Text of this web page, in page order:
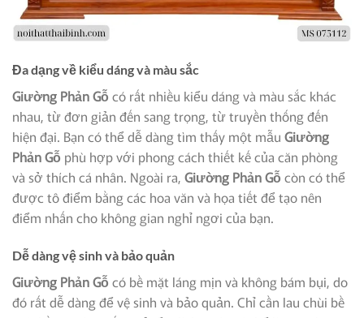
Đa dạng về kiểu dáng và màu sắc
Giường Phản Gỗ có rất nhiều kiểu dáng và màu sắc khác
nhau, từ đơn giản đến sang trọng, từ truyền thống đến
hiện đại. Bạn có thể dễ dàng tìm thấy một mẫu Giường
Phản Gỗ phù hợp với phong cách thiết kế của căn phòng
và sở thích cá nhân. Ngoài ra, Giường Phản Gỗ còn có thể
được tô điểm bằng các hoa văn và họa tiết để tạo nên
điểm nhấn cho không gian nghỉ ngơi của bạn.
Dễ dàng vệ sinh và bảo quản
Giường Phản Gỗ có bề mặt láng mịn và không bám bụi, do
đó rất dễ dàng để vệ sinh và bảo quản. Chỉ cần lau chùi bề